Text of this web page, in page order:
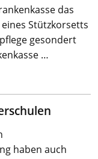
das
Stützkorsetts
gesondert
…
haben auch